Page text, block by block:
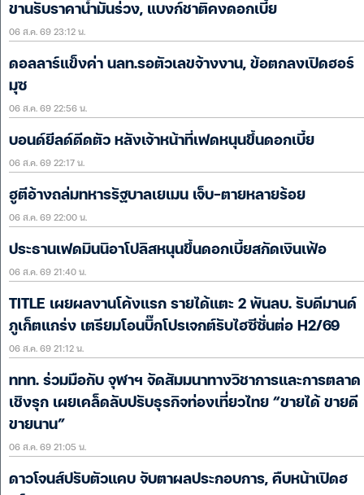
ขานรับราคาน้ำมันร่วง, แบงก์ชาติคงดอกเบี้ย
06 ส.ค. 69 23:12 น.
ดอลลาร์แข็งค่า นลท.รอตัวเลขจ้างงาน, ข้อตกลงเปิดฮอร์
มุซ
06 ส.ค. 69 22:56 น.
บอนด์ยีลด์ดีดตัว หลังเจ้าหน้าที่เฟดหนุนขึ้นดอกเบี้ย
06 ส.ค. 69 22:17 น.
ฮูตีอ้างถล่มทหารรัฐบาลเยเมน เจ็บ-ตายหลายร้อย
06 ส.ค. 69 22:00 น.
ประธานเฟดมินนิอาโปลิสหนุนขึ้นดอกเบี้ยสกัดเงินเฟ้อ
06 ส.ค. 69 21:40 น.
TITLE เผยผลงานโค้งแรก รายได้แตะ 2 พันลบ. รับดีมานด์
ภูเก็ตแกร่ง เตรียมโอนบิ๊กโปรเจกต์รับไฮซีซั่นต่อ H2/69
06 ส.ค. 69 21:12 น.
ททท. ร่วมมือกับ จุฬาฯ จัดสัมมนาทางวิชาการและการตลาด
เชิงรุก เผยเคล็ดลับปรับธุรกิจท่องเที่ยวไทย “ขายได้ ขายดี
ขายนาน”
06 ส.ค. 69 21:05 น.
ดาวโจนส์ปรับตัวแคบ จับตาผลประกอบการ, คืบหน้าเปิดฮ